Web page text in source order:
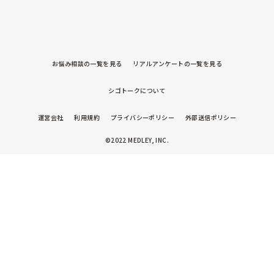
お悩み相談の一覧を見る リアルアンケートの一覧を見る
シゴトークについて
運営会社 利用規約 プライバシーポリシー 外部送信ポリシー
©2022 MEDLEY, INC.